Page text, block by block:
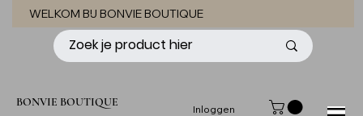
WELKOM BIJ BONVIE BOUTIQUE
BONVIE BOUTIQUE
Inloggen